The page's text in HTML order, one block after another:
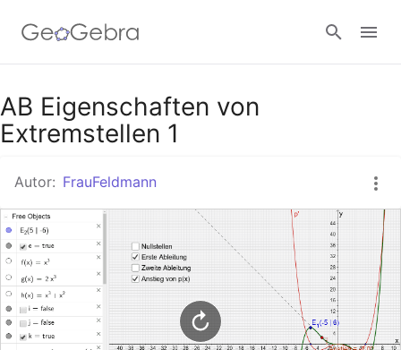
Google Classroom
Anmelden
AB Eigenschaften von
Extremstellen 1
Autor: FrauFeldmann